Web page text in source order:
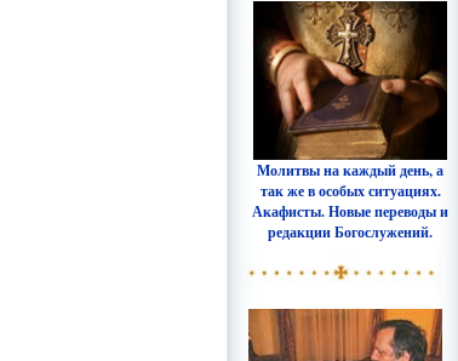
Молитвы на каждый день, а
так же в особых ситуациях.
Акафисты. Новые переводы и
редакции Богослужений.